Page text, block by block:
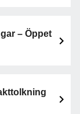
– Öppet